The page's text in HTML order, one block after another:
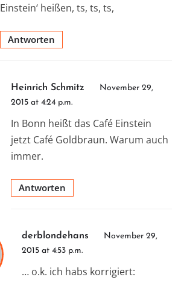
Einstein‘ heißen, ts, ts, ts,
Antworten
Heinrich Schmitz
November 29,
2015 at 4:24 p.m.
In Bonn heißt das Café Einstein
jetzt Café Goldbraun. Warum auch
immer.
Antworten
derblondehans
November 29,
2015 at 4:53 p.m.
… o.k. ich habs korrigiert: